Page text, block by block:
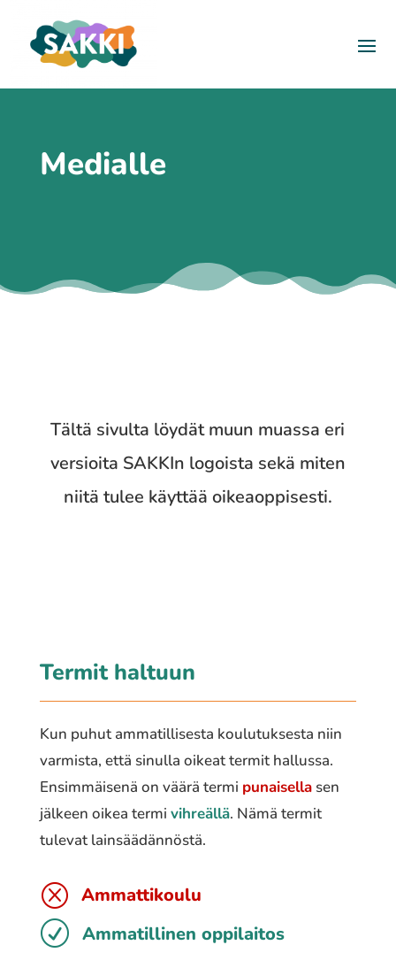
Medialle
Tältä sivulta löydät muun muassa eri
versioita SAKKIn logoista sekä miten
niitä tulee käyttää oikeaoppisesti.
Termit haltuun
Kun puhut ammatillisesta koulutuksesta niin
varmista, että sinulla oikeat termit hallussa.
Ensimmäisenä on väärä termi punaisellasen
jälkeen oikea termi vihreällä. Nämä termit
tulevat lainsäädännöstä.
Q Ammattikoulu
R Ammatillinen oppilaitos